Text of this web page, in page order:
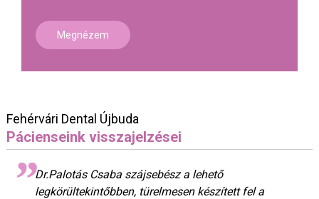
Megnézem
Fehérvári Dental Újbuda
Pácienseink visszajelzései
Dr.Palotás Csaba szájsebész a lehető
legkörültekintőbben, türelmesen készített fel a